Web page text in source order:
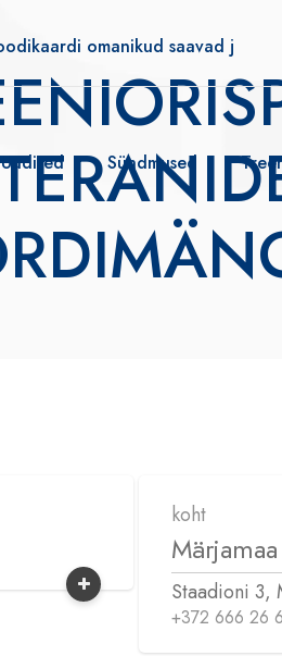
omanikud saavad
Uudised Sündmused
koht
Staadioni 3,
+372 666 26